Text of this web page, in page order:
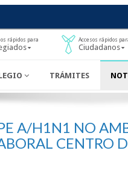
rápidos para Accesos rápidos
Ciudadanos
TRÁMITES
A/H1N1 NO
CENTRO